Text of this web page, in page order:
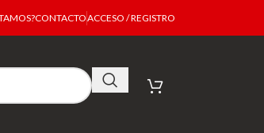
CONTACTOACCESO / REGISTRO